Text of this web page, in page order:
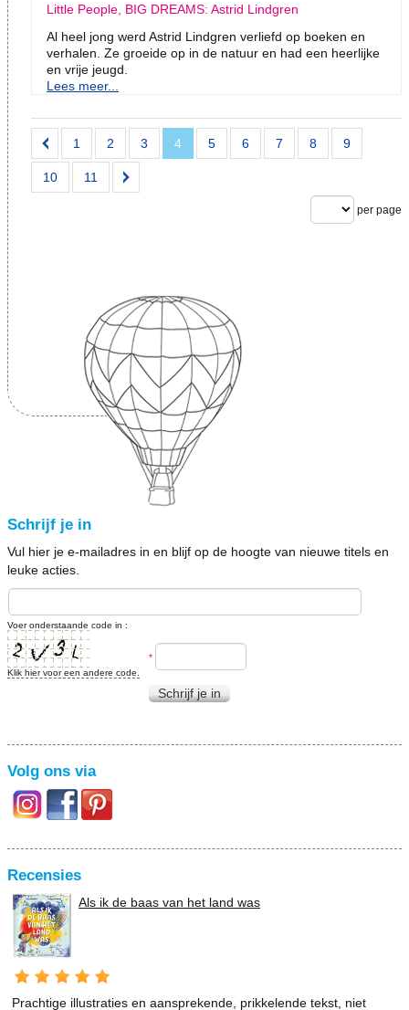
Little People, BIG DREAMS: Astrid Lindgren
Al heel jong werd Astrid Lindgren verliefd op boeken en
verhalen. Ze groeide op in de natuur en had een heerlijke
en vrije jeugd.
Lees meer...
1 2 3 4 5 6 7 8 9
10 11
per page
Schrijf je in
Vul hier je e-mailadres in en blijf op de hoogte van nieuwe titels en
leuke acties.
Voer onderstaande code in :
Klik hier voor een andere code.
*
Schrijf je in
Volg ons via
Recensies
Als ik de baas van het land was
Prachtige illustraties en aansprekende, prikkelende tekst, niet